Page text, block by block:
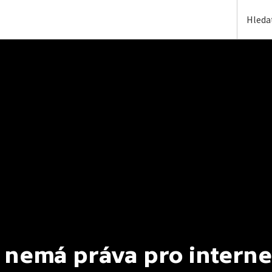
nemá práva pro